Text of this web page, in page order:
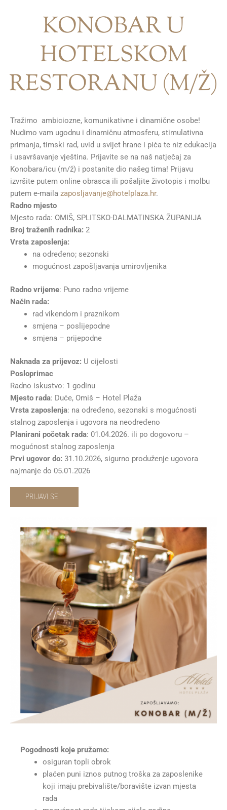
KONOBAR U
HOTELSKOM
RESTORANU (M/Ž)
Tražimo ambiciozne, komunikativne i dinamične osobe!
Nudimo vam ugodnu i dinamičnu atmosferu, stimulativna
primanja, timski rad, uvid u svijet hrane i pića te niz edukacija
i usavršavanje vještina. Prijavite se na naš natječaj za
Konobara/icu (m/ž) i postanite dio našeg tima! Prijavu
izvršite putem online obrasca ili pošaljite životopis i molbu
putem e-maila zaposljavanje@hotelplaza.hr.
Radno mjesto
Mjesto rada: OMIŠ, SPLITSKO-DALMATINSKA ŽUPANIJA
Broj traženih radnika: 2
Vrsta zaposlenja:
na određeno; sezonski
mogućnost zapošljavanja umirovljenika
Radno vrijeme: Puno radno vrijeme
Način rada:
rad vikendom i praznikom
smjena – poslijepodne
smjena – prijepodne
Naknada za prijevoz: U cijelosti
Posloprimac
Radno iskustvo: 1 godinu
Mjesto rada: Duće, Omiš – Hotel Plaža
Vrsta zaposlenja: na određeno, sezonski s mogućnosti
stalnog zaposlenja i ugovora na neodređeno
Planirani početak rada: 01.04.2026. ili po dogovoru –
mogućnost stalnog zaposlenja
Prvi ugovor do: 31.10.2026, sigurno produženje ugovora
najmanje do 05.01.2026
PRIJAVI SE
Pogodnosti koje pružamo:
osiguran topli obrok
plaćen puni iznos putnog troška za zaposlenike
koji imaju prebivalište/boravište izvan mjesta
rada